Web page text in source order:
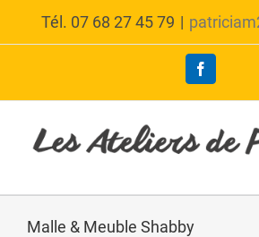
Tél. 07 68 27 45 79 |
Facebook
Malle & Meuble Shabby